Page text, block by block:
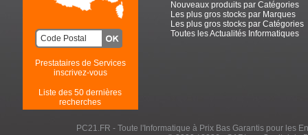
Prestataires de Services
inscrivez-vous
Liste des 50 dernières
recherches
Nouveaux produits par Catégories
Les plus gros stocks par Marques
Les plus gros stocks par Catégories
Toutes les Actualités Informatiques
PC21.FR - Toute l'Informatique à Prix Bas Garantis pour les